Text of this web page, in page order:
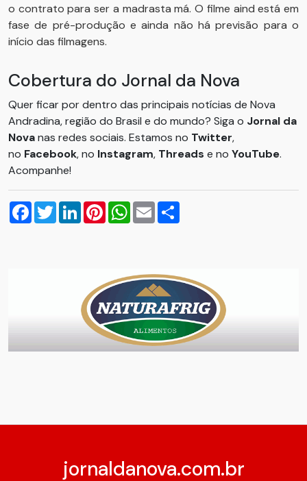
o contrato para ser a madrasta má. O filme aind está em
fase de pré-produção e ainda não há previsão para o
início das filmagens.
Cobertura do Jornal da Nova
Quer ficar por dentro das principais notícias de Nova
Andradina, região do Brasil e do mundo? Siga o Jornal da
Novanas redes sociais. Estamos no Twitter,
no Facebook, no Instagram, Threads e no YouTube.
Acompanhe!
Facebook
TwitterLinkedInPinterestWhatsApp
Email
jornaldanova.com.br